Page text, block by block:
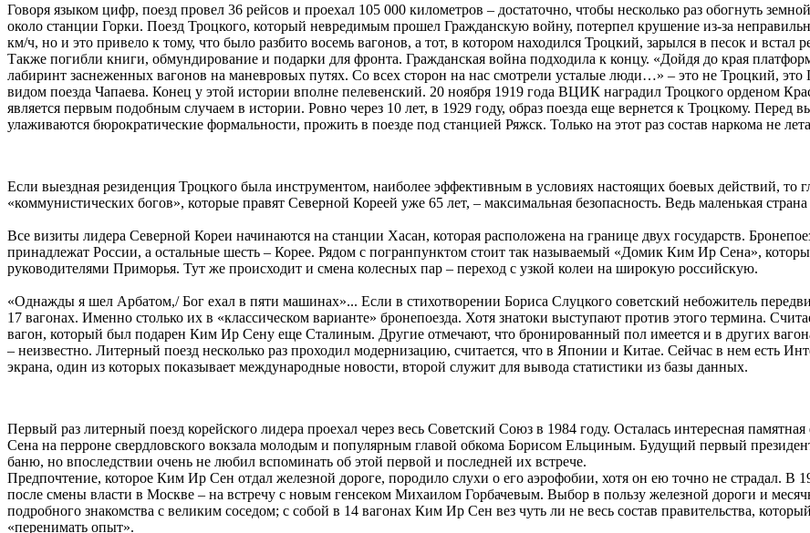
Говоря языком цифр, поезд провел 36 рейсов и проехал 105 000 километров – достаточно, чтобы несколько раз обогнуть
около станции Горки. Поезд Троцкого, который невредимым прошел Гражданскую войну, потерпел крушение из-за
км/ч, но и это привело к тому, что было разбито восемь вагонов, а тот, в котором находился Троцкий, зарылся в песок и
Также погибли книги, обмундирование и подарки для фронта. Гражданская война подходила к концу. «Дойдя до края
лабиринт заснеженных вагонов на маневровых путях. Со всех сторон на нас смотрели усталые люди…» – это не Троцкий,
видом поезда Чапаева. Конец у этой истории вполне пелевенский. 20 ноября 1919 года ВЦИК наградил Троцкого орденом
является первым подобным случаем в истории. Ровно через 10 лет, в 1929 году, образ поезда еще вернется к Троцкому.
улаживаются бюрократические формальности, прожить в поезде под станцией Ряжск. Только на этот раз состав наркома не
Если выездная резиденция Троцкого была инструментом, наиболее эффективным в условиях настоящих боевых действий, то
«коммунистических богов», которые правят Северной Кореей уже 65 лет, – максимальная безопасность. Ведь маленькая
Все визиты лидера Северной Кореи начинаются на станции Хасан, которая расположена на границе двух государств.
принадлежат России, а остальные шесть – Корее. Рядом с погранпунктом стоит так называемый «Домик Ким Ир Сена»,
руководителями Приморья. Тут же происходит и смена колесных пар – переход с узкой колеи на широкую российскую.
«Однажды я шел Арбатом,/ Бог ехал в пяти машинах»... Если в стихотворении Бориса Слуцкого советский небожитель
17 вагонах. Именно столько их в «классическом варианте» бронепоезда. Хотя знатоки выступают против этого термина.
вагон, который был подарен Ким Ир Сену еще Сталиным. Другие отмечают, что бронированный пол имеется и в других
– неизвестно. Литерный поезд несколько раз проходил модернизацию, считается, что в Японии и Китае. Сейчас в нем есть
экрана, один из которых показывает международные новости, второй служит для вывода статистики из базы данных.
Первый раз литерный поезд корейского лидера проехал через весь Советский Союз в 1984 году. Осталась интересная
Сена на перроне свердловского вокзала молодым и популярным главой обкома Борисом Ельциным. Будущий первый
баню, но впоследствии очень не любил вспоминать об этой первой и последней их встрече.
Предпочтение, которое Ким Ир Сен отдал железной дороге, породило слухи о его аэрофобии, хотя он ею точно не страдал. В
после смены власти в Москве – на встречу с новым генсеком Михаилом Горбачевым. Выбор в пользу железной дороги и
подробного знакомства с великим соседом; с собой в 14 вагонах Ким Ир Сен вез чуть ли не весь состав правительства,
«перенимать опыт».